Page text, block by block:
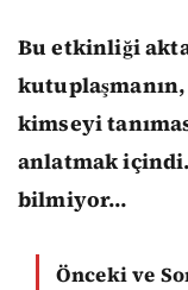
Bu etkinliği
kimseyi
anlatmak
bilmiyor…
Önceki ve